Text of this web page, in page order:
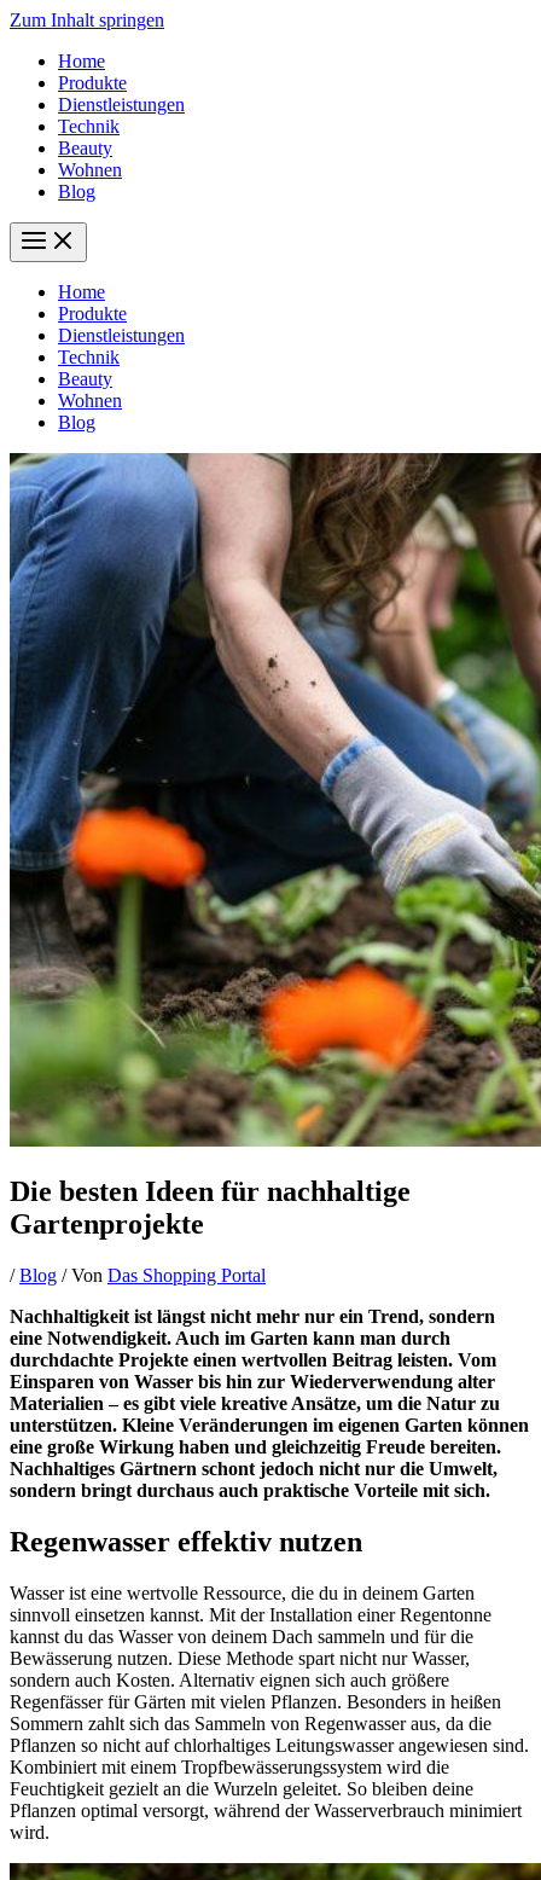
Zum Inhalt springen
Home
Produkte
Dienstleistungen
Technik
Beauty
Wohnen
Blog
Home
Produkte
Dienstleistungen
Technik
Beauty
Wohnen
Blog
Die besten Ideen für nachhaltige
Gartenprojekte
/Blog / Von Das Shopping Portal
Nachhaltigkeit ist längst nicht mehr nur ein Trend, sondern
eine Notwendigkeit. Auch im Garten kann man durch
durchdachte Projekte einen wertvollen Beitrag leisten. Vom
Einsparen von Wasser bis hin zur Wiederverwendung alter
Materialien – es gibt viele kreative Ansätze, um die Natur zu
unterstützen. Kleine Veränderungen im eigenen Garten können
eine große Wirkung haben und gleichzeitig Freude bereiten.
Nachhaltiges Gärtnern schont jedoch nicht nur die Umwelt,
sondern bringt durchaus auch praktische Vorteile mit sich.
Regenwasser effektiv nutzen
Wasser ist eine wertvolle Ressource, die du in deinem Garten
sinnvoll einsetzen kannst. Mit der Installation einer Regentonne
kannst du das Wasser von deinem Dach sammeln und für die
Bewässerung nutzen. Diese Methode spart nicht nur Wasser,
sondern auch Kosten. Alternativ eignen sich auch größere
Regenfässer für Gärten mit vielen Pflanzen. Besonders in heißen
Sommern zahlt sich das Sammeln von Regenwasser aus, da die
Pflanzen so nicht auf chlorhaltiges Leitungswasser angewiesen sind.
Kombiniert mit einem Tropfbewässerungssystem wird die
Feuchtigkeit gezielt an die Wurzeln geleitet. So bleiben deine
Pflanzen optimal versorgt, während der Wasserverbrauch minimiert
wird.